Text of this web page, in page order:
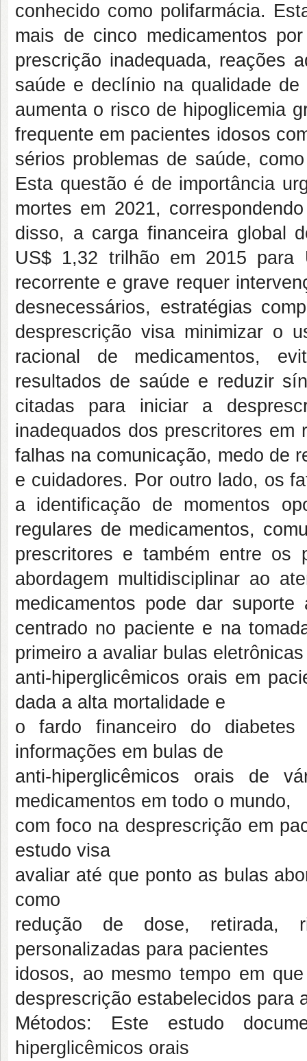
conhecido como polifarmácia.
mais de cinco medicamentos
prescrição inadequada, reações
saúde e declínio na qualidade
aumenta o risco de hipoglicemia
frequente em pacientes idosos
sérios problemas de saúde,
Esta questão é de importância
mortes em 2021,
disso, a carga financeira global
US$ 1,32 trilhão em 2015 para
recorrente e grave requer
desnecessários, estratégias
desprescrição visa minimizar o
racional de medicamentos,
resultados de saúde e reduzir
citadas para iniciar a
inadequados dos prescritores
falhas na comunicação, medo de
e cuidadores. Por outro lado, os
a identificação de momentos
regulares de medicamentos,
prescritores e também entre os
abordagem multidisciplinar ao
medicamentos pode dar
centrado no paciente e na
primeiro a avaliar bulas
anti-hiperglicêmicos orais em
dada a alta mortalidade e
o fardo financeiro do
informações em bulas de
anti-hiperglicêmicos orais de
medicamentos em todo o mundo,
com foco na desprescrição em
estudo visa
avaliar até que ponto as bulas
como
redução de dose, retirada,
personalizadas para pacientes
idosos, ao mesmo tempo em
desprescrição estabelecidos para
Métodos: Este estudo
hiperglicêmicos orais